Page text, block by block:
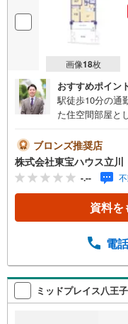
画像18枚
おすすめポイン
駅徒歩10分の通
た住空間部屋と
00～19:00】上
す。人気物件に
にお電話くださ
ご予約いただく
でお迎えに上
住宅ローンは
得なの？・適
ンシャルプラン
を承ります。・
支の資金の流れ
ブロンズ推奨店
株式会社東宝ハウス立川
-.--
資料を
電
ミッドプレイス八王子